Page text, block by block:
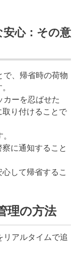
心：その意
で、帰省時の荷物
カーを忍ばせた
取り付けることで
に通知すること
して帰省するこ
理の方法
アルタイムで追